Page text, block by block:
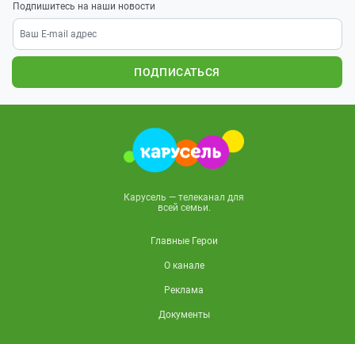
Подпишитесь на наши новости
ПОДПИСАТЬСЯ
Карусель — телеканал для
всей семьи.
Главные Герои
О канале
Реклама
Документы